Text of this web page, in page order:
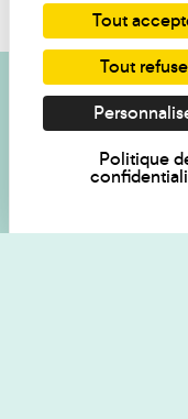
Je
Tout
Tout
Politique